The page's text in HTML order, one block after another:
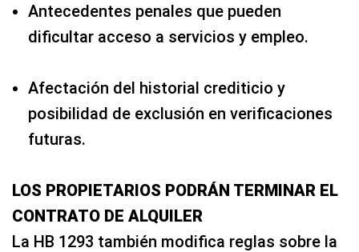
Antecedentes penales que pueden
dificultar acceso a servicios y empleo.
Afectación del historial crediticio y
posibilidad de exclusión en verificaciones
futuras.
LOS PROPIETARIOS PODRÁN TERMINAR EL
CONTRATO DE ALQUILER
La HB 1293 también modifica reglas sobre la